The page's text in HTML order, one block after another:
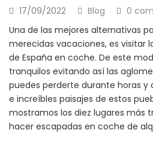
17/09/2022 Blog
0
Una de las mejores alternativas
merecidas vacaciones, es visitar
de España en coche. De este
tranquilos evitando así las
puedes perderte durante horas y
e increíbles paisajes de estos
mostramos los diez lugares más
hacer escapadas en coche de